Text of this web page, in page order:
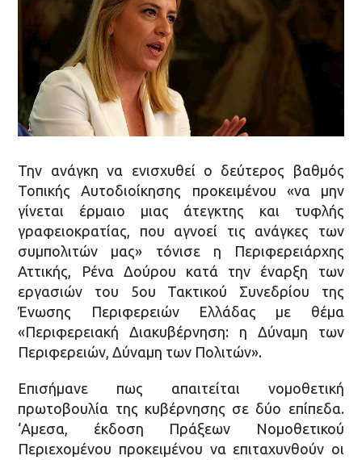
Την ανάγκη να ενισχυθεί ο δεύτερος βαθμός
Τοπικής Αυτοδιοίκησης προκειμένου «να μην
γίνεται έρμαιο μιας άτεγκτης και τυφλής
γραφειοκρατίας, που αγνοεί τις ανάγκες των
συμπολιτών μας» τόνισε η Περιφερειάρχης
Αττικής, Ρένα Δούρου κατά την έναρξη των
εργασιών του 5ου Τακτικού Συνεδρίου της
Ένωσης Περιφερειών Ελλάδας με θέμα
«Περιφερειακή Διακυβέρνηση: η Δύναμη των
Περιφερειών, Δύναμη των Πολιτών».
Επισήμανε πως απαιτείται νομοθετική
πρωτοβουλία της κυβέρνησης σε δύο επίπεδα.
‘Αμεσα, έκδοση Πράξεων Νομοθετικού
Περιεχομένου προκειμένου να επιταχυνθούν οι